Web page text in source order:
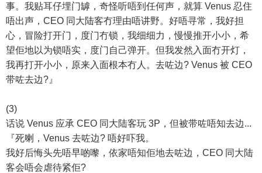
事。我贴耳仔埋门罅，奇怪听唔到任何声，就算 Venus 忍住
唔出声，CEO 同大陆客冇理由唔讲野。好唔寻常，我好担
心，冒险打开门，度门冇锁，我细细力，慢慢推开小小，希
望佢地以为锁唔实，度门自己弹开。但我发然入面冇开灯，
我再打开小小，原来入面根本冇人。去咗边? Venus 被 CEO
带咗去边?』
(3)
话说 Venus 应承 CEO 同大陆客玩 3P，但被带咗唔知去边...
『死喇，Venus 去咗边? 唔好吓我。
我好后悔头先唔早啲嚟，依家唔知佢地去咗边，CEO 同大陆
客会唔会虐待紧佢?